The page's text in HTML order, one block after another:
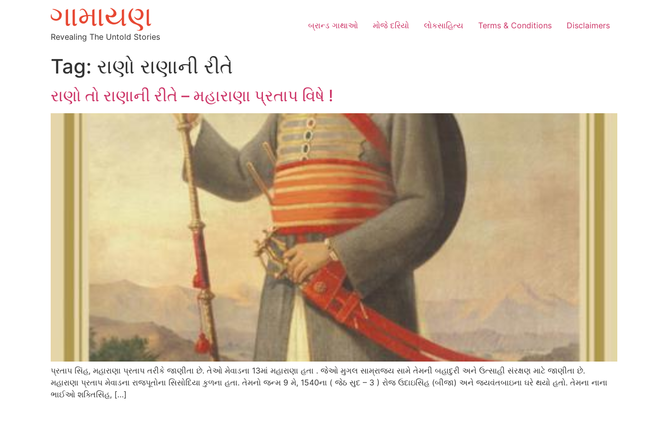
Revealing The Untold Stories
બ્રાન્ડ ગાથાઓ મોજે દરિયો લોકસાહિત્ય Terms & Conditions Disclaimers
Tag: રાણો રાણાની રીતે
રાણો તો રાણાની રીતે – મહારાણા પ્રતાપ વિષે !
પ્રતાપ સિંહ, મહારાણા પ્રતાપ તરીકે જાણીતા છે. તેઓ મેવાડના 13માં મહારાણા હતા . જેઓ મુગલ સામ્રાજ્ય સામે તેમની બહાદુરી અને ઉત્સાહી સંરક્ષણ માટે જાણીતા છે.
મહારાણા પ્રતાપ મેવાડના રાજપૂતોના સિસોદિયા કુળના હતા. તેમનો જન્મ 9 મે, 1540ના ( જેઠ સુદ – 3 ) રોજ ઉદાઇસિંહ (બીજા) અને જયવંતબાઇના ઘરે થયો હતો. તેમના નાના
ભાઈઓ શક્તિસિંહ, […]